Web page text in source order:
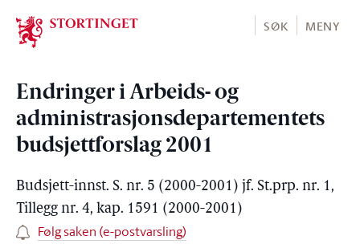
Stortinget.no
SØK MENY
Endringer i Arbeids- og
administrasjonsdepartementets
budsjettforslag 2001
Budsjett-innst. S. nr. 5 (2000-2001) jf. St.prp. nr. 1,
Tillegg nr. 4, kap. 1591 (2000-2001)
Følg saken (e-postvarsling)